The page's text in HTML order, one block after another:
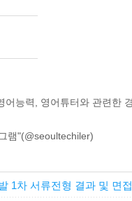
능력, 영어튜터와 관련한
램"(@seoultechiler)
1차 서류전형 결과 및 면